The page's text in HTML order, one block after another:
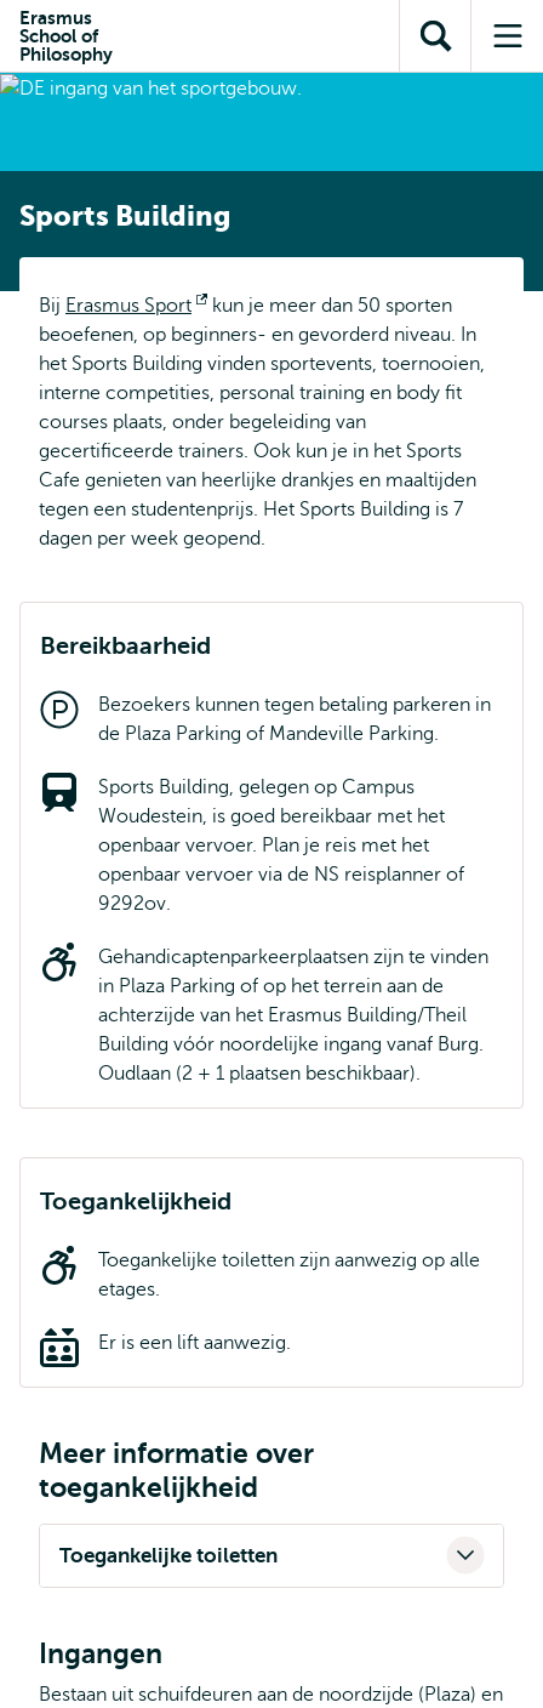
inhoud
Direct naar
subnavigatie
Erasmus
School of
Philosophy
Toon
zoekveld
Sports Building
Bij Erasmus Sport
Opent
extern
kun je meer dan 50 sporten
beoefenen, op beginners- en gevorderd niveau. In
het Sports Building vinden sportevents, toernooien,
interne competities, personal training en body fit
courses plaats, onder begeleiding van
gecertificeerde trainers. Ook kun je in het Sports
Cafe genieten van heerlijke drankjes en maaltijden
tegen een studentenprijs. Het Sports Building is 7
dagen per week geopend.
Bereikbaarheid
Bezoekers kunnen tegen betaling parkeren in
de Plaza Parking of Mandeville Parking.
Sports Building, gelegen op Campus
Woudestein, is goed bereikbaar met het
openbaar vervoer. Plan je reis met het
openbaar vervoer via de NS reisplanner of
9292ov.
Gehandicaptenparkeerplaatsen zijn te vinden
in Plaza Parking of op het terrein aan de
achterzijde van het Erasmus Building/Theil
Building vóór noordelijke ingang vanaf Burg.
Oudlaan (2 + 1 plaatsen beschikbaar).
Toegankelijkheid
Toegankelijke toiletten zijn aanwezig op alle
etages.
Er is een lift aanwezig.
Meer informatie over
toegankelijkheid
Toegankelijke toiletten
Ingangen
Bestaan uit schuifdeuren aan de noordzijde (Plaza) en